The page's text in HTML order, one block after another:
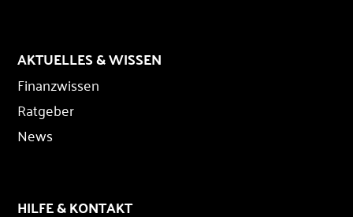
AKTUELLES & WISSEN
Finanzwissen
Ratgeber
News
HILFE & KONTAKT